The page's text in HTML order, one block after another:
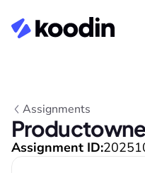
Assignments
Assignment ID: